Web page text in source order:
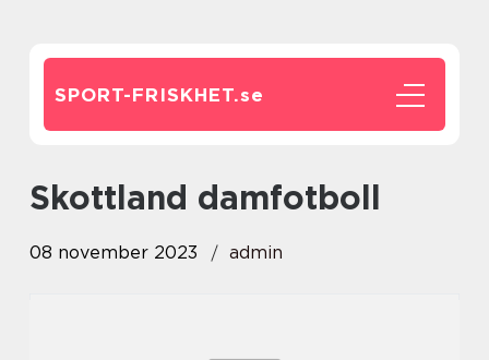
SPORT-FRISKHET.se
skottland damfotboll
08 november 2023 admin